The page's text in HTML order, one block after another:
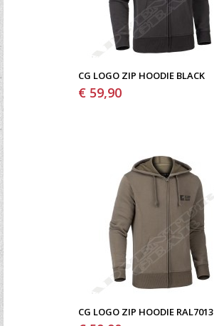
CG LOGO ZIP HOODIE BLACK
€ 59,90
CG LOGO ZIP HOODIE RAL7013